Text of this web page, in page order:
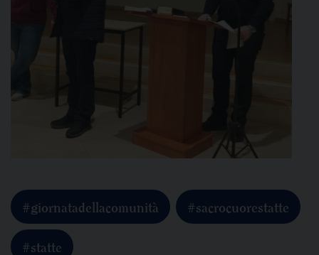
#giornatadellacomunità #sacrocuorestatte
#statte